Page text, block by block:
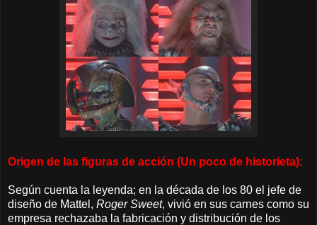
Origen de las figuras de acción (Un poco de historieta):
Según cuenta la leyenda; en la década de los 80 el jefe de
diseño de Mattel, Roger Sweet, vivió en sus carnes como su
empresa rechazaba la fabricación y distribución de los